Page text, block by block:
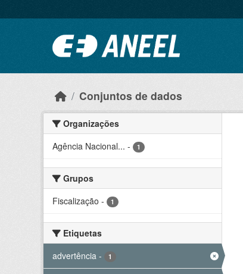
Conjuntos de dados
Organizações
Agência Nacional... - 1
Grupos
Fiscalização - 1
Etiquetas
advertência - 1